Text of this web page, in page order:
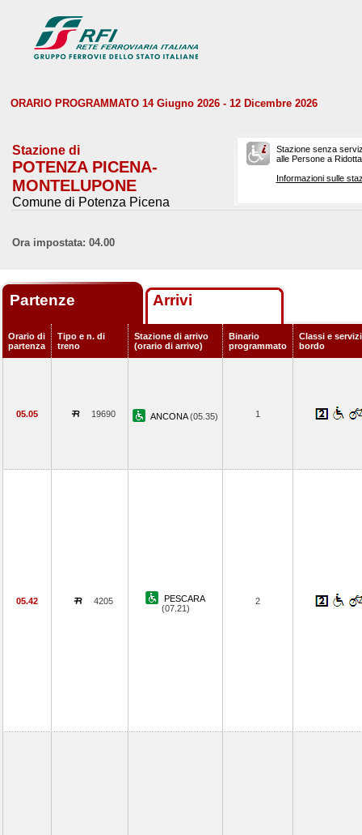
ORARIO PROGRAMMATO 14 Giugno 2026 - 12 Dicembre 2026
Stazione di
POTENZA PICENA-
MONTELUPONE
Comune di Potenza Picena
Stazione senza
alle Persone a
Informazioni sulle
Ora impostata: 04.00
Partenze Arrivi
Orario di
partenza
Tipo e n. di
treno
Stazione di arrivo
(orario di arrivo)
Binario
programmato
Classi e
bordo
05.05 19690 ANCONA(05.35) 1
05.42 4205
PESCARA
(07.21)
2